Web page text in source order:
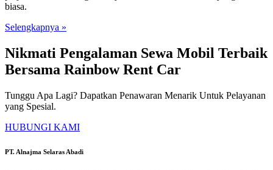
biasa.
Selengkapnya »
Nikmati Pengalaman Sewa Mobil Terbaik
Bersama Rainbow Rent Car
Tunggu Apa Lagi? Dapatkan Penawaran Menarik Untuk Pelayanan
yang Spesial.
HUBUNGI KAMI
PT. Alnajma Selaras Abadi